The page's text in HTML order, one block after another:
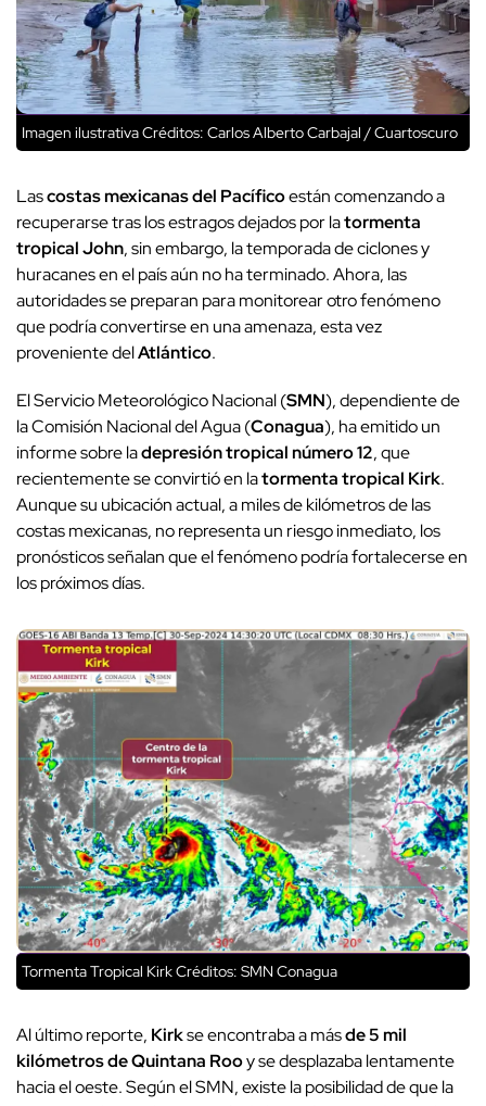
Imagen ilustrativaCréditos: Carlos Alberto Carbajal / Cuartoscuro
Lascostas mexicanas del Pacíficoestán comenzando a
recuperarse tras los estragos dejados por latormenta
tropical John, sin embargo, la temporada de ciclones y
huracanes en el país aún no ha terminado. Ahora, las
autoridades se preparan para monitorear otro fenómeno
que podría convertirse en una amenaza, esta vez
proveniente delAtlántico.
El Servicio Meteorológico Nacional (SMN), dependiente de
la Comisión Nacional del Agua (Conagua), ha emitido un
informe sobre ladepresión tropical número 12, que
recientemente se convirtió en latormenta tropical Kirk.
Aunque su ubicación actual, a miles de kilómetros de las
costas mexicanas, no representa un riesgo inmediato, los
pronósticos señalan que el fenómeno podría fortalecerse en
los próximos días.
Tormenta Tropical KirkCréditos: SMN Conagua
Al último reporte, Kirkse encontraba a másde 5 mil
kilómetros de Quintana Rooy se desplazaba lentamente
hacia el oeste. Según el SMN, existe la posibilidad de que la